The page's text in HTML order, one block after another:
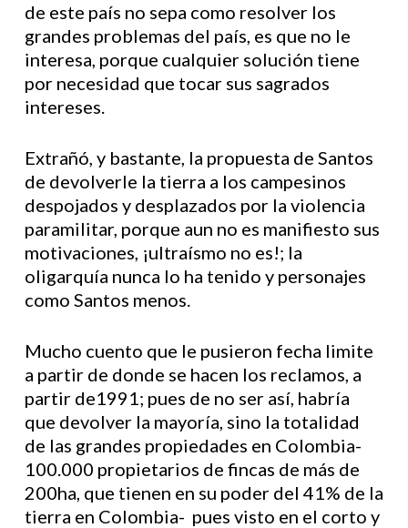
de este país no sepa como resolver los
grandes problemas del país, es que no le
interesa, porque cualquier solución tiene
por necesidad que tocar sus sagrados
intereses.
Extrañó, y bastante, la propuesta de Santos
de devolverle la tierra a los campesinos
despojados y desplazados por la violencia
paramilitar, porque aun no es manifiesto sus
motivaciones, ¡ultraísmo no es!; la
oligarquía nunca lo ha tenido y personajes
como Santos menos.
Mucho cuento que le pusieron fecha limite
a partir de donde se hacen los reclamos, a
partir de1991; pues de no ser así, habría
que devolver la mayoría, sino la totalidad
de las grandes propiedades en Colombia-
100.000 propietarios de fincas de más de
200ha, que tienen en su poder del 41% de la
tierra en Colombia- pues visto en el corto y